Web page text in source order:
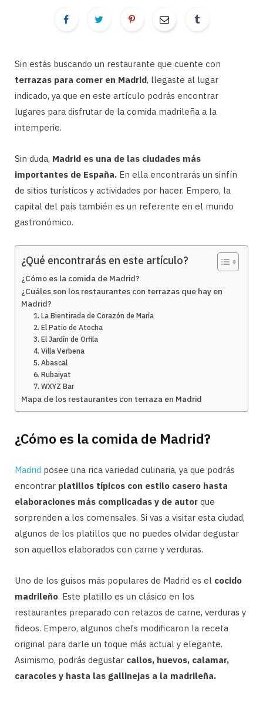
Sin estás buscando un restaurante que cuente con
terrazas para comer en Madrid, llegaste al lugar
indicado, ya que en este artículo podrás encontrar
lugares para disfrutar de la comida madrileña a la
intemperie.
Sin duda, Madrid es una de las ciudades más
importantes de España. En ella encontrarás un sinfín
de sitios turísticos y actividades por hacer. Empero, la
capital del país también es un referente en el mundo
gastronómico.
¿Qué encontrarás en este artículo?
¿Cómo es la comida de Madrid?
¿Cuáles son los restaurantes con terrazas que hay en
Madrid?
1. La Bientirada de Corazón de María
2. El Patio de Atocha
3. El Jardín de Orfila
4. Villa Verbena
5. Abascal
6. Rubaiyat
7. WXYZ Bar
Mapa de los restaurantes con terraza en Madrid
¿Cómo es la comida de Madrid?
Madrid posee una rica variedad culinaria, ya que podrás
encontrar platillos típicos con estilo casero hasta
elaboraciones más complicadas y de autor que
sorprenden a los comensales. Si vas a visitar esta ciudad,
algunos de los platillos que no puedes olvidar degustar
son aquellos elaborados con carne y verduras.
Uno de los guisos más populares de Madrid es el cocido
madrileño. Este platillo es un clásico en los
restaurantes preparado con retazos de carne, verduras y
fideos. Empero, algunos chefs modificaron la receta
original para darle un toque más actual y elegante.
Asimismo, podrás degustar callos, huevos, calamar,
caracoles y hasta las gallinejas a la madrileña.